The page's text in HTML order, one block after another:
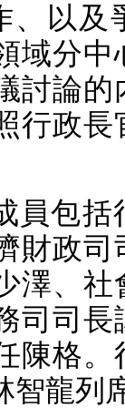
、以及
域分中
討論的
行政長
員包括
財政司
澤、社
司司長
陳格。
智龍列